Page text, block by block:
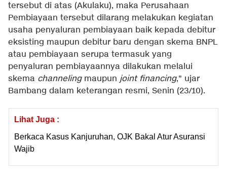
tersebut di atas (Akulaku), maka Perusahaan
Pembiayaan tersebut dilarang melakukan kegiatan
usaha penyaluran pembiayaan baik kepada debitur
eksisting maupun debitur baru dengan skema BNPL
atau pembiayaan serupa termasuk yang
penyaluran pembiayaannya dilakukan melalui
skema channelingmaupun joint financing," ujar
Bambang dalam keterangan resmi, Senin (23/10).
Lihat Juga :
Berkaca Kasus Kanjuruhan, OJK Bakal Atur Asuransi
Wajib